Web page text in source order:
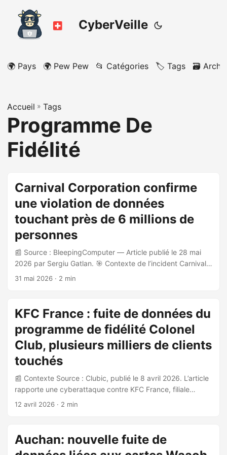
CyberVeille
🌍 Pays 🌍 Pew Pew 📂 Catégories 🏷️ Tags 🗃️
Accueil » Tags
Programme De
Fidélité
Carnival Corporation confirme
une violation de données
touchant près de 6 millions de
personnes
📰 Source : BleepingComputer — Article publié le 28 mai
2026 par Sergiu Gatlan. 🎯 Contexte de l’incident Carnival
Corporation, le plus grand opérateur de croisières au
dollars), a confirmé une violation de données affectant 5
995 277 clients. L’incident a été revendiqué par le groupe
cybercriminel ShinyHunters en avril 2026. 🔓 Déroulement
de l’attaque ...
31 mai 2026 · 2 min
KFC France : fuite de données du
programme de fidélité Colonel
Club, plusieurs milliers de clients
touchés
📰 Contexte Source : Clubic, publié le 8 avril 2026. L’article
rapporte une cyberattaque contre KFC France, filiale
française de la chaîne de restauration rapide, ayant conduit
Des accès illégitimes au système d’information de KFC
France ont été détectés. Ces accès ont permis aux
12 avril 2026 · 2 min
Auchan: nouvelle fuite de